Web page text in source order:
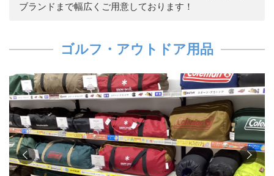
ブランドまで幅広くご用意しております！
ゴルフ・アウトドア用品